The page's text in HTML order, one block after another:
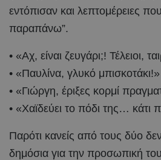
εντόπισαν και λεπτομέρειες
παραπάνω”.
• «Αχ, είναι ζευγάρι;! Τέλειοι,
• «Παυλίνα, γλυκό μπισκοτάκι!»
• «Γιώργη, έριξες κορμί
• «Χαϊδεύει το πόδι της… κάτι
Παρότι κανείς από τους δύο
δημόσια για την προσωπική